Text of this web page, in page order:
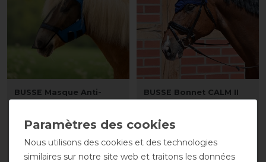
BUSSE Masque Anti-
20,85 € *
BUSSE Bonnet CALM II
21,65 € *
Nous utilisons des cookies et des technologies
similaires sur notre site web et traitons les données